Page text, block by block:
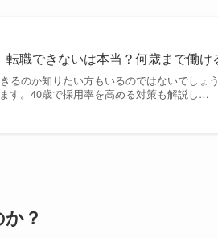
転職できないは本当？何歳まで働け
るのか知りたい方もいるのではないでしょ
す。40歳で採用率を高める対策も解説し…
？